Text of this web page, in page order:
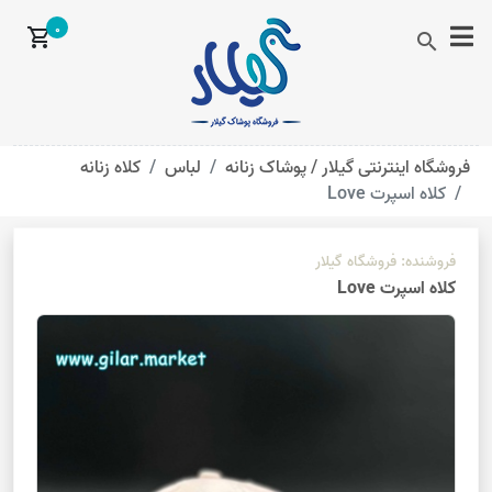
search
shopping_cart0
فروشگاه اینترنتی گیلار /پوشاک زنانه لباس
کلاه زنانه
کلاه اسپرت Love
فروشنده: فروشگاه گیلار
کلاه اسپرت Love